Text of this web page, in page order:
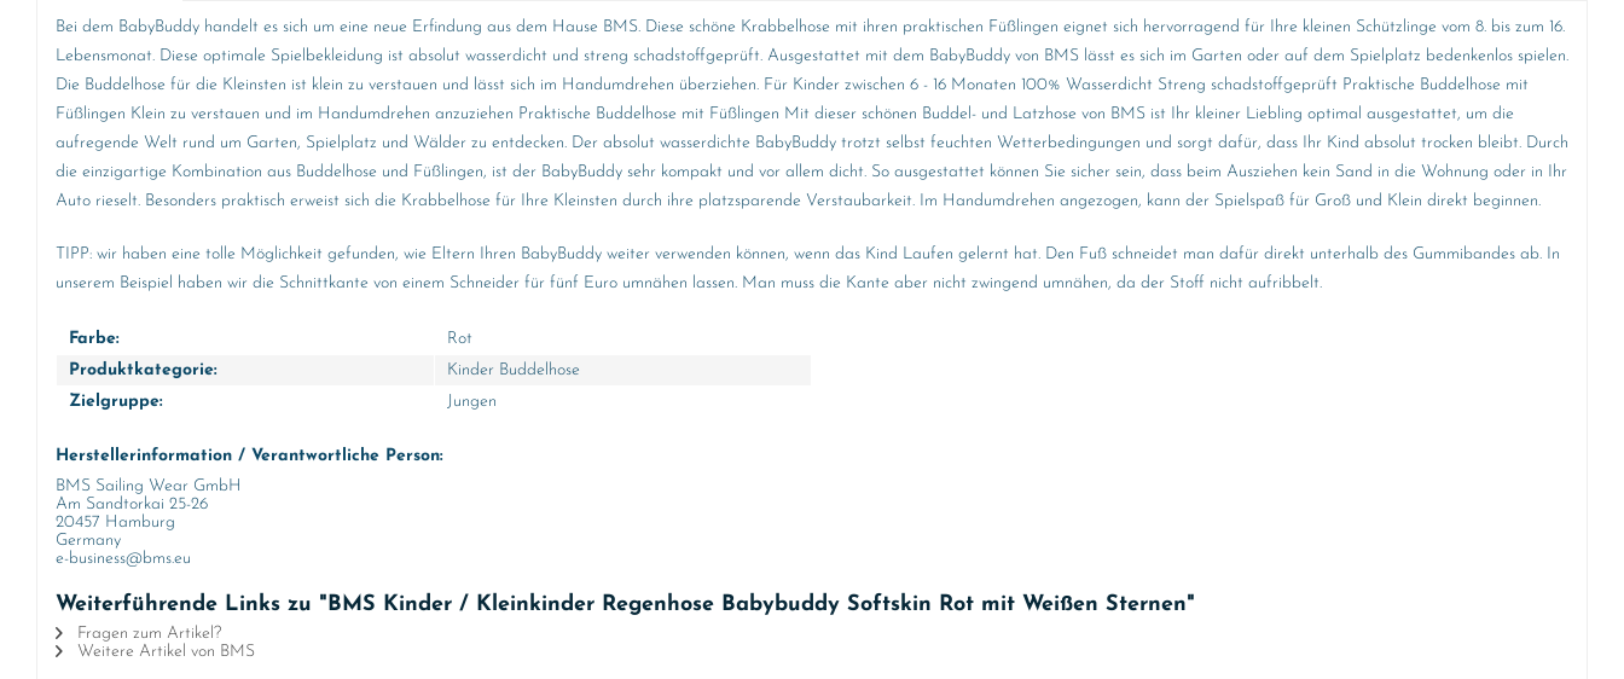
Bei dem BabyBuddy handelt es sich um eine neue Erfindung aus dem Hause BMS. Diese schöne Krabbelhose mit ihren praktischen Füßlingen eignet sich hervorragend für Ihre kleinen Schützlinge vom 8. bis zum 16.
Lebensmonat. Diese optimale Spielbekleidung ist absolut wasserdicht und streng schadstoffgeprüft. Ausgestattet mit dem BabyBuddy von BMS lässt es sich im Garten oder auf dem Spielplatz bedenkenlos spielen.
Die Buddelhose für die Kleinsten ist klein zu verstauen und lässt sich im Handumdrehen überziehen. Für Kinder zwischen 6 - 16 Monaten 100% Wasserdicht Streng schadstoffgeprüft Praktische Buddelhose mit
Füßlingen Klein zu verstauen und im Handumdrehen anzuziehen Praktische Buddelhose mit Füßlingen Mit dieser schönen Buddel- und Latzhose von BMS ist Ihr kleiner Liebling optimal ausgestattet, um die
aufregende Welt rund um Garten, Spielplatz und Wälder zu entdecken. Der absolut wasserdichte BabyBuddy trotzt selbst feuchten Wetterbedingungen und sorgt dafür, dass Ihr Kind absolut trocken bleibt. Durch
die einzigartige Kombination aus Buddelhose und Füßlingen, ist der BabyBuddy sehr kompakt und vor allem dicht. So ausgestattet können Sie sicher sein, dass beim Ausziehen kein Sand in die Wohnung oder in Ihr
Auto rieselt. Besonders praktisch erweist sich die Krabbelhose für Ihre Kleinsten durch ihre platzsparende Verstaubarkeit. Im Handumdrehen angezogen, kann der Spielspaß für Groß und Klein direkt beginnen.
TIPP: wir haben eine tolle Möglichkeit gefunden, wie Eltern Ihren BabyBuddy weiter verwenden können, wenn das Kind Laufen gelernt hat. Den Fuß schneidet man dafür direkt unterhalb des Gummibandes ab. In
unserem Beispiel haben wir die Schnittkante von einem Schneider für fünf Euro umnähen lassen. Man muss die Kante aber nicht zwingend umnähen, da der Stoff nicht aufribbelt.
Farbe:
Rot
Produktkategorie:
Kinder Buddelhose
Zielgruppe:
Jungen
Herstellerinformation / Verantwortliche Person:
BMS Sailing Wear GmbH
Am Sandtorkai 25-26
20457 Hamburg
Germany
e-business@bms.eu
Weiterführende Links zu "BMS Kinder / Kleinkinder Regenhose Babybuddy Softskin Rot mit Weißen Sternen"
Fragen zum Artikel?
Weitere Artikel von BMS